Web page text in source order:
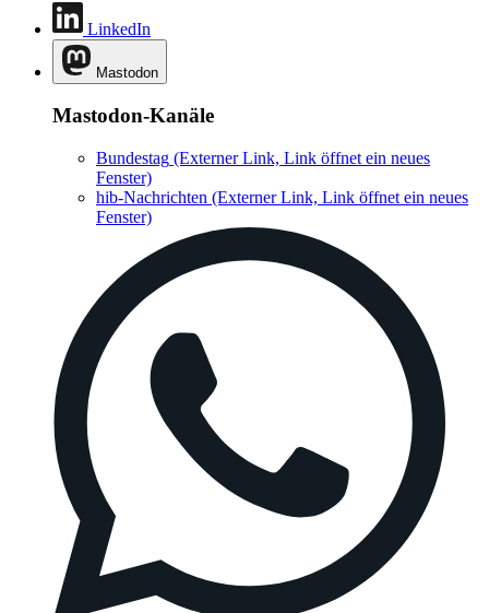
LinkedIn
Mastodon
Mastodon-Kanäle
Bundestag (Externer Link, Link öffnet ein neues
Fenster)
hib-Nachrichten (Externer Link, Link öffnet ein neues
Fenster)